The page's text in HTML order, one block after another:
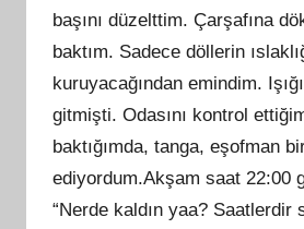
başını düzelttim. Çarşafına
baktım. Sadece döllerin
kuruyacağından emindim.
gitmişti. Odasını kontrol
baktığımda, tanga, eşofman
ediyordum.Akşam saat 22:00
“Nerde kaldın yaa?